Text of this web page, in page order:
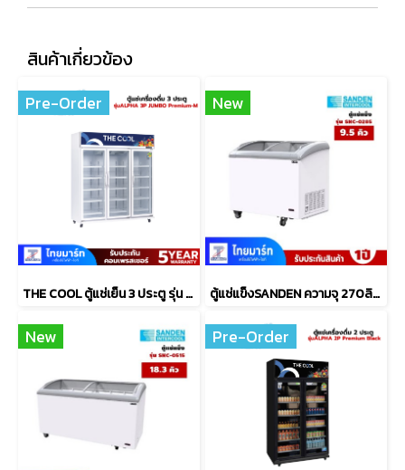
สินค้าเกี่ยวข้อง
Pre-Order
THE COOL ตู้แช่เย็น 3 ประตู รุ่น ALPHA 3P JUMBO PREMIUM-M
New
ตู้แช่แข็งSANDEN ความจุ 270ลิตร 9.5คิว รุ่น SNC-0285
New Pre-Order